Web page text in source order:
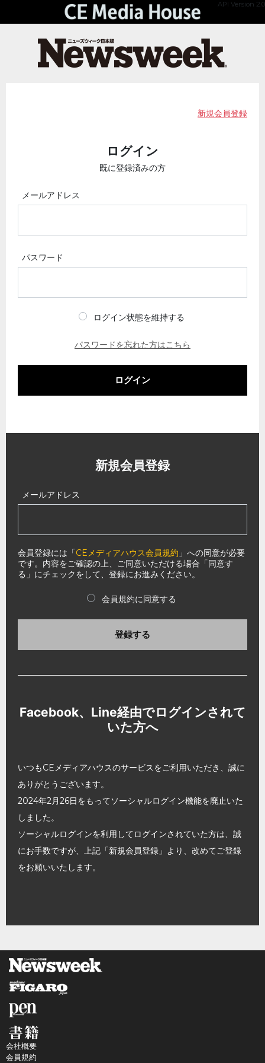
API Version 2.0
新規会員登録
ログイン
既に登録済みの方
メールアドレス
パスワード
ログイン状態を維持する
パスワードを忘れた方はこちら
ログイン
新規会員登録
メールアドレス
会員登録には「CEメディアハウス会員規約 」への同意が必要
です。内容をご確認の上、ご同意いただける場合「同意す
る」にチェックをして、登録にお進みください。
会員規約に同意する
登録する
Facebook、Line経由でログインされて
いた方へ
いつもCEメディアハウスのサービスをご利用いただき、誠に
ありがとうございます。
2024年2月26日をもってソーシャルログイン機能を廃止いた
しました。
ソーシャルログインを利用してログインされていた方は、誠
にお手数ですが、上記「新規会員登録」より、改めてご登録
をお願いいたします。
会社概要
会員規約